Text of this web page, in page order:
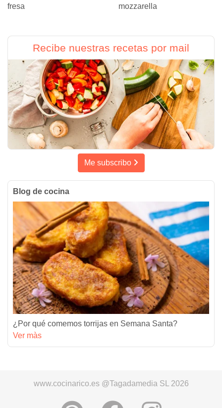
fresa
mozzarella
Recibe nuestras recetas por mail
Me subscribo
Blog de cocina
¿Por qué comemos torrijas en Semana Santa?
Ver màs
www.cocinarico.es @Tagadamedia SL 2026